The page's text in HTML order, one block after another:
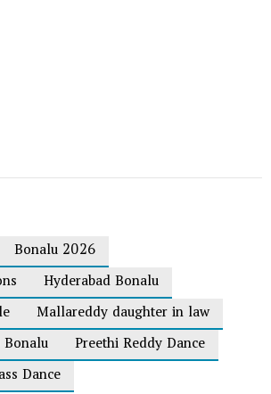
Bonalu 2026
Hyderabad Bonalu
Mallareddy daughter in law
Preethi Reddy Dance
Dance